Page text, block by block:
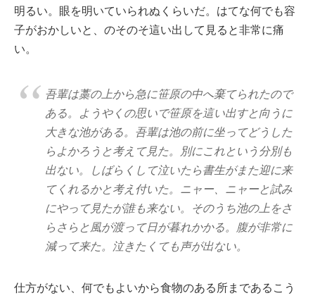
明るい。眼を明いていられぬくらいだ。はてな何でも容
子がおかしいと、のそのそ這い出して見ると非常に痛
い。
吾輩は藁の上から急に笹原の中へ棄てられたので
ある。ようやくの思いで笹原を這い出すと向うに
大きな池がある。吾輩は池の前に坐ってどうした
らよかろうと考えて見た。別にこれという分別も
出ない。しばらくして泣いたら書生がまた迎に来
てくれるかと考え付いた。ニャー、ニャーと試み
にやって見たが誰も来ない。そのうち池の上をさ
らさらと風が渡って日が暮れかかる。腹が非常に
減って来た。泣きたくても声が出ない。
仕方がない、何でもよいから食物のある所まであるこう